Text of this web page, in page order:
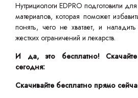
Нутрициологи EDPRO подготовили
материалов, которая поможет
понять, чего не хватает, и
жестких ограничений и лекарств.
И да, это бесплатно!
сегодня:
Скачивайте бесплатно прямо